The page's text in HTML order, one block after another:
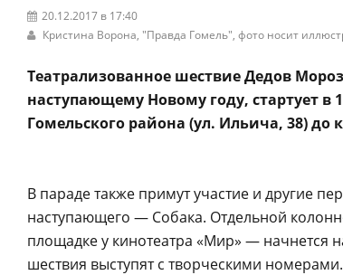
20.12.2017 в 17:40
Кристина Ворона, "Правда Гомель", фото носит
Театрализованное шествие Дедов
наступающему Новому году, стартует
Гомельского района (ул. Ильича, 38) до
В параде также примут участие и другие
наступающего — Собака. Отдельной
площадке у кинотеатра «Мир» — начнется
шествия выступят с творческими